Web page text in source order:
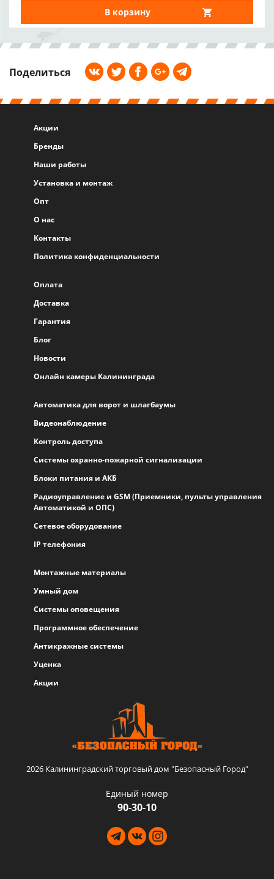
В корзину
Поделиться
Акции
Бренды
Наши работы
Установка и монтаж
Опт
О нас
Контакты
Политика конфиденциальности
Оплата
Доставка
Гарантия
Блог
Новости
Онлайн камеры Калининграда
Автоматика для ворот и шлагбаумы
Видеонаблюдение
Контроль доступа
Системы охранно-пожарной сигнализации
Блоки питания и АКБ
Радиоуправление и GSM (Приемники, пульты управления
Автоматикой и ОПС)
Сетевое оборудование
IP телефония
Монтажные материалы
Умный дом
Системы оповещения
Программное обеспечение
Антикражные системы
Уценка
Акции
2026 Калининградский торговый дом "Безопасный Город"
Единый номер
90-30-10